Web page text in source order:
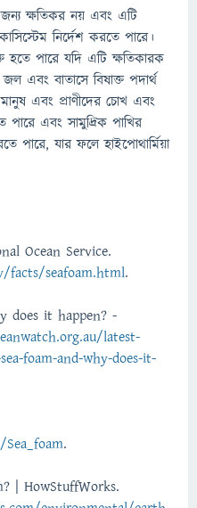
জন্য ক্ষতিকর নয় এবং এটি
নির্দেশ করতে পারে।
হতে পারে যদি এটি ক্ষতিকারক
এবং বাতাসে বিষাক্ত পদার্থ
এবং প্রাণীদের চোখ এবং
পারে এবং সামুদ্রিক পাখির
পারে, যার ফলে হাইপোথার্মিয়া
Ocean Service.
facts/seafoam.html.
does it happen? -
latest-
foam-and-why-does-it-
.
| HowStuffWorks.